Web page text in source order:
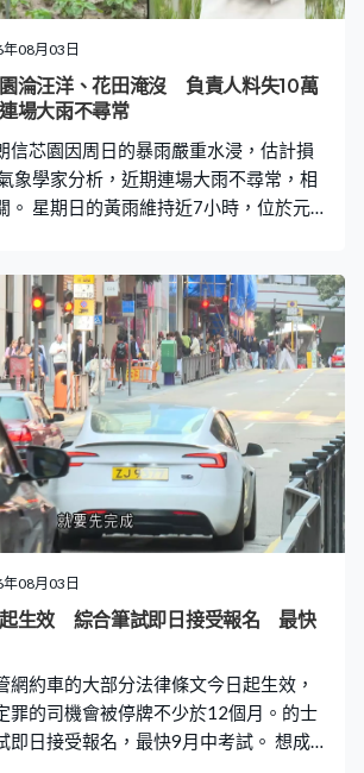
08月03日
淪汪洋、花田淹沒 負責人料失10萬
場大雨不尋常
信芯園因周日的暴雨嚴重水浸，估計損
象學家分析，近期連場大雨不尋常，相
。 星期日的黃雨維持近7小時，位於元
芯園負責人梁日信：「我們一大早6、7
。如果（花苗）浸超過8小時會焗死，加
洗乾淨都不行。」 負責人預計這次損失
五月起受連場大雨影響，已是第六次重
信：「我們外面沒有天然河道，這裡有
百萬呎地方，那些積水，就算我們有更
。未曾好天過，要不暴曬幾日，要不一
稱『長命雨』，所以做了幾十年，現在
」 天文台上月共發出20次黃雨及5次紅
總雨量達790.3毫米，成為自1884年有
二高的七月。有氣象學家形容不尋常，
形成低壓區帶來降雨，亦與全球暖化有
發言人梁榮武：「溫度高的時候大氣層
裝滿水的大
08月03日
起生效 綜合筆試即日接受報名 最快
網約車的大部分法律條文今日起生效，
罪的司機會被停牌不少於12個月。的士
即日接受報名，最快9月中考試。 想成